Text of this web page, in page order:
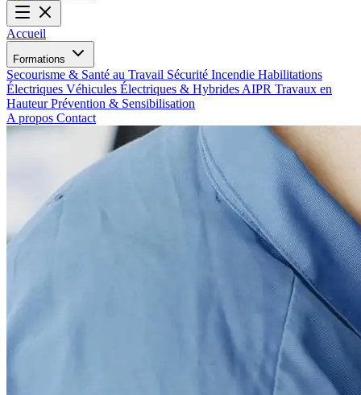
Accueil
Formations
Secourisme & Santé au Travail Sécurité Incendie Habilitations
Électriques Véhicules Électriques & Hybrides AIPR Travaux en
HauteurPrévention & Sensibilisation
A propos Contact